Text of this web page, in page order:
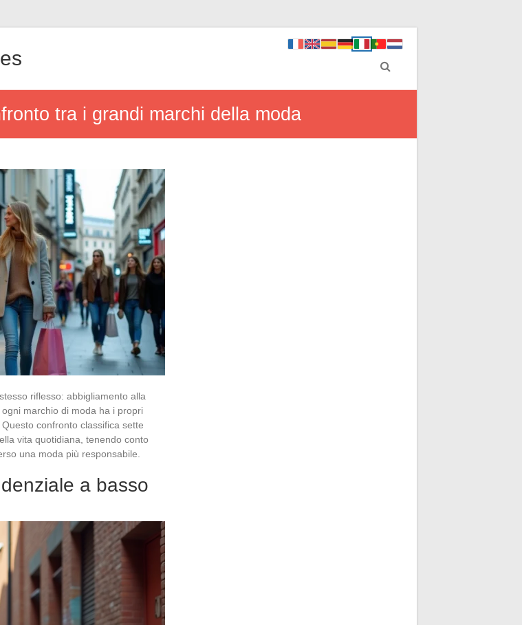
tra i grandi marchi della moda
riflesso: abbigliamento alla
marchio di moda ha i propri
confronto classifica sette
vita quotidiana, tenendo conto
una moda più responsabile.
a basso